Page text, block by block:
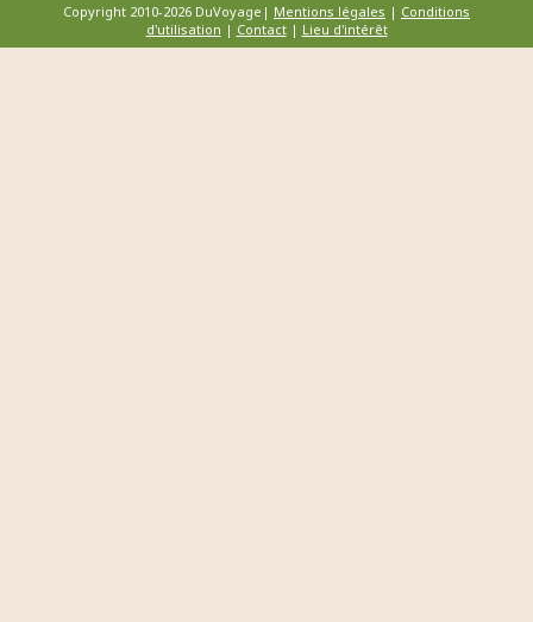
Copyright 2010-2026 DuVoyage| Mentions légales | Conditions
d'utilisation | Contact| Lieu d'intérêt